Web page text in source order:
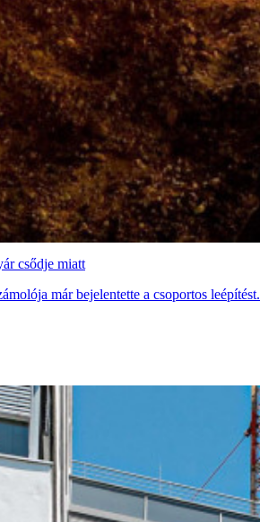
csődje miatt
már bejelentette a csoportos leépítést.